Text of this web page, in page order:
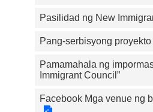
Pasilidad ng New
Pang-serbisyong proyekto
Pamamahala ng
Immigrant Council”
Facebook Mga venue ng